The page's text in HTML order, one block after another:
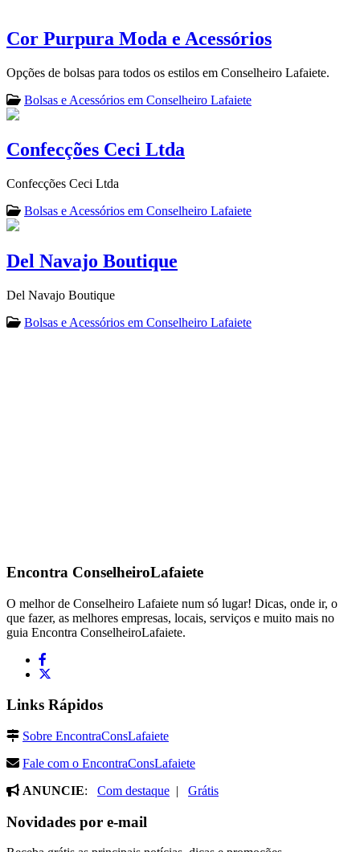
Cor Purpura Moda e Acessórios
Opções de bolsas para todos os estilos em Conselheiro Lafaiete.
Bolsas e Acessórios em Conselheiro Lafaiete
Confecções Ceci Ltda
Confecções Ceci Ltda
Bolsas e Acessórios em Conselheiro Lafaiete
Del Navajo Boutique
Del Navajo Boutique
Bolsas e Acessórios em Conselheiro Lafaiete
Encontra ConselheiroLafaiete
O melhor de Conselheiro Lafaiete num só lugar! Dicas, onde ir, o
que fazer, as melhores empresas, locais, serviços e muito mais no
guia Encontra ConselheiroLafaiete.
Links Rápidos
Sobre EncontraConsLafaiete
Fale com o EncontraConsLafaiete
ANUNCIE: Com destaque | Grátis
Novidades por e-mail